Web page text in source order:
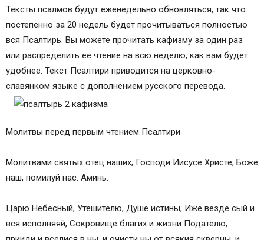
Тексты псалмов будут еженедельно обновляться, так что
постепенно за 20 недель будет прочитываться полностью
вся Псалтирь. Вы можете прочитать кафизму за один раз
или распределить ее чтение на всю неделю, как вам будет
удобнее. Текст Псалтири приводится на церковно-
славянком языке с дополнением русского перевода.
Молитвы перед первым чтением Псалтири
Молитвами святых отец наших, Господи Иисусе Христе, Боже
наш, помилуй нас. Аминь.
Царю Небесный, Утешителю, Душе истины, Иже везде сый и
вся исполняяй, Сокровище благих и жизни Подателю,